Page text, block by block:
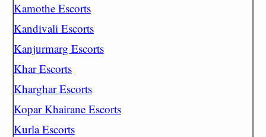
Kamothe Escorts
Kandivali Escorts
Kanjurmarg Escorts
Khar Escorts
Kharghar Escorts
Kopar Khairane Escorts
Kurla Escorts